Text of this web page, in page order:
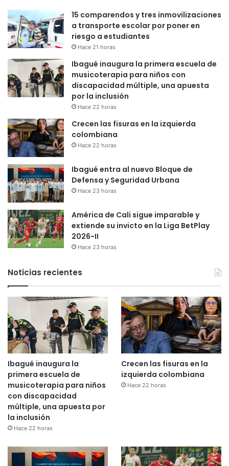
15 comparendos y tres inmovilizaciones
a transporte escolar por poner en
riesgo a estudiantes
Hace 21 horas
Ibagué inaugura la primera escuela de
musicoterapia para niños con
discapacidad múltiple, una apuesta
por la inclusión
Hace 22 horas
Crecen las fisuras en la izquierda
colombiana
Hace 22 horas
Ibagué entra al nuevo Bloque de
Defensa y Seguridad Urbana
Hace 23 horas
América de Cali sigue imparable y
extiende su invicto en la Liga BetPlay
2026-II
Hace 23 horas
Noticias recientes
Ibagué inaugura la
primera escuela de
musicoterapia para niños
con discapacidad
múltiple, una apuesta por
la inclusión
Hace 22 horas
Crecen las fisuras en la
izquierda colombiana
Hace 22 horas